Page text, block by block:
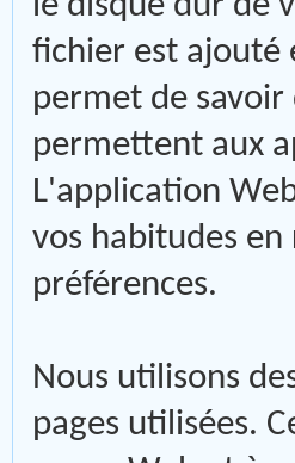
fichier est ajouté
permet de savoir
permettent aux
L'application
vos habitudes
préférences.
Nous utilisons
pages utilisées.